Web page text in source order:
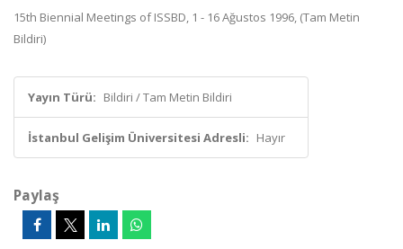
15th Biennial Meetings of ISSBD, 1 - 16 Ağustos 1996, (Tam Metin
Bildiri)
Yayın Türü: Bildiri / Tam Metin Bildiri
İstanbul Gelişim Üniversitesi Adresli: Hayır
Paylaş